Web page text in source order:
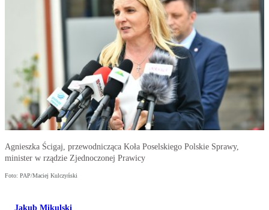
Agnieszka Ścigaj, przewodnicząca Koła Poselskiego Polskie Sprawy,
minister w rządzie Zjednoczonej Prawicy
Foto: PAP/Maciej Kulczyński
Jakub Mikulski